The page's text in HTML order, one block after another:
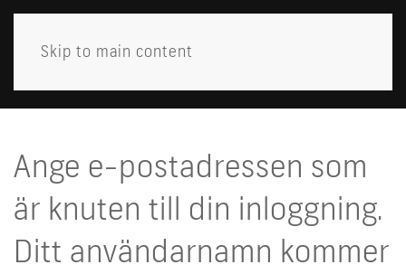
Skip to main content
Ange e-postadressen som
är knuten till din inloggning.
Ditt användarnamn kommer